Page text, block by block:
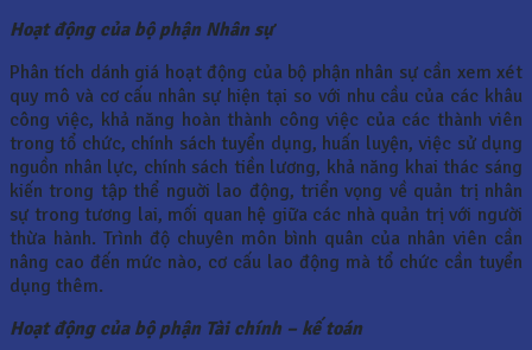
Hoạt động của bộ phận Nhân sự
Phân tích dánh giá hoạt động của bộ phận nhân sự cần xem xét
quy mô và cơ cấu nhân sự hiện tại so với nhu cầu của các khâu
công việc, khả năng hoàn thành công việc của các thành viên
trong tổ chức, chính sách tuyển dụng, huấn luyện, việc sử dụng
nguồn nhân lực, chính sách tiền lương, khả năng khai thác sáng
kiến trong tập thể nguời lao động, triển vọng về quản trị nhân
sự trong tương lai, mối quan hệ giữa các nhà quản trị với người
thừa hành. Trình độ chuyên môn bình quân của nhân viên cần
nâng cao đến mức nào, cơ cấu lao động mà tổ chức cần tuyển
dụng thêm.
Hoạt động của bộ phận Tài chính – kế toán